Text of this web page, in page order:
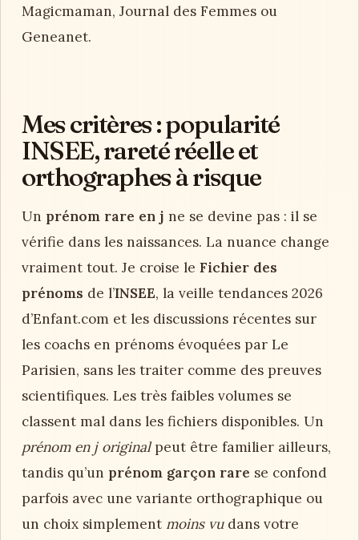
Magicmaman, Journal des Femmes ou
Geneanet.
Mes critères : popularité
INSEE, rareté réelle et
orthographes à risque
Un prénom rare en j ne se devine pas : il se
vérifie dans les naissances. La nuance change
vraiment tout. Je croise le Fichier des
prénoms de l’INSEE, la veille tendances 2026
d’Enfant.com et les discussions récentes sur
les coachs en prénoms évoquées par Le
Parisien, sans les traiter comme des preuves
scientifiques. Les très faibles volumes se
classent mal dans les fichiers disponibles. Un
prénom en j originalpeut être familier ailleurs,
tandis qu’un prénom garçon rare se confond
parfois avec une variante orthographique ou
un choix simplement moins vudans votre